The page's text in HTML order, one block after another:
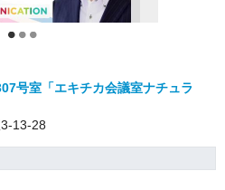
号室「エキチカ会議室ナチュラ
13-28